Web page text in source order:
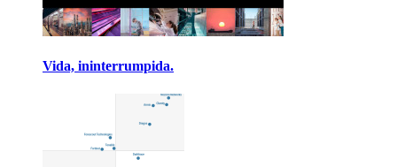
Vida, ininterrumpida.